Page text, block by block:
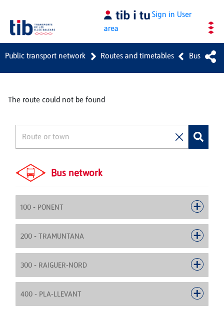
Sign in User
area
Public transport network Routes and timetables Bus
Bus network
100 - PONENT
200 - TRAMUNTANA
300 - RAIGUER-NORD
400 - PLA-LLEVANT
The route could not be found